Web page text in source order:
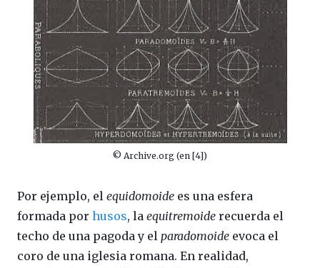
© Archive.org (en [4])
Por ejemplo, el equidomoide es una esfera
formada por husos, la equitremoide recuerda el
techo de una pagoda y el paradomoide evoca el
coro de una iglesia romana. En realidad,